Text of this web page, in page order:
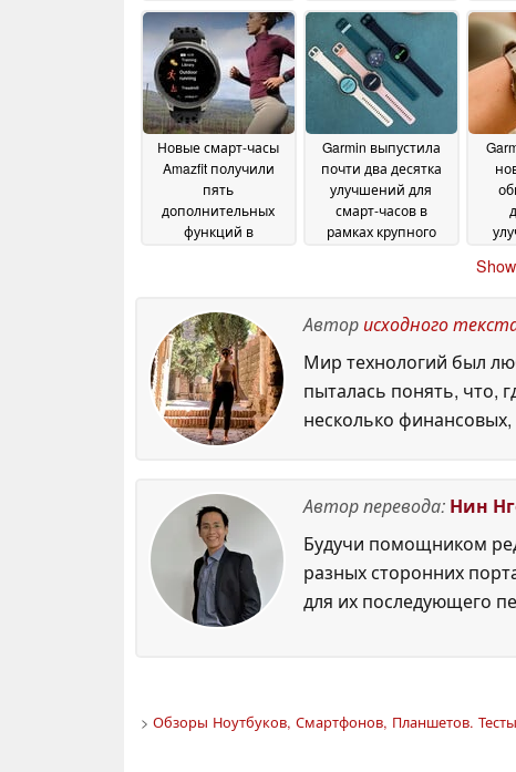
восстановления"
June 2026
Новые смарт-часы
Amazfit получили
пять
дополнительных
функций в
Garmin выпустила
почти два десятка
улучшений для
смарт-часов в
рамках крупного
Авторисходного
Мир технологий был
пыталась понять, что,
несколько
Автор перевода: Нин
Будучи помощником
разных сторонних
для их последующего
> Обзоры Ноутбуков, Смартфонов, Планшетов.